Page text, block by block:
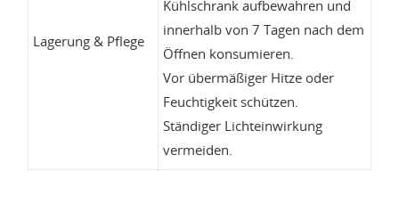
Lagerung & Pflege
Kühlschrank aufbewahren und
innerhalb von 7 Tagen nach dem
Öffnen konsumieren.
Vor übermäßiger Hitze oder
Feuchtigkeit schützen.
Ständiger Lichteinwirkung
vermeiden.